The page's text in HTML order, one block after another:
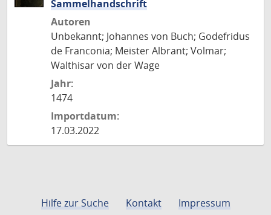
Sammelhandschrift
Autoren
Unbekannt; Johannes von Buch; Godefridus
de Franconia; Meister Albrant; Volmar;
Walthisar von der Wage
Jahr:
1474
Importdatum:
17.03.2022
Hilfe zur Suche Kontakt
Impressum